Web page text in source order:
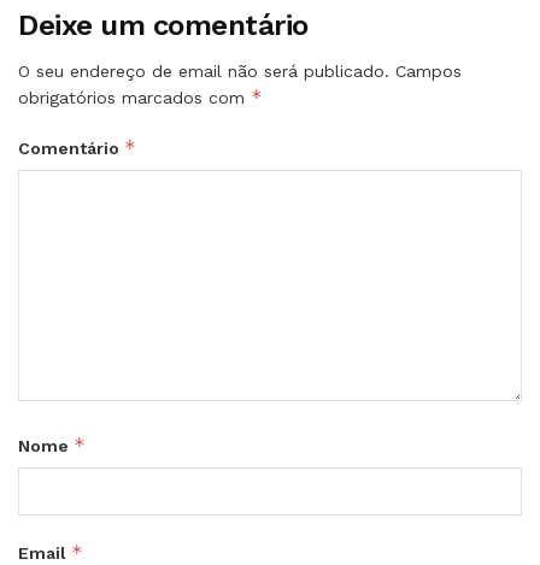
Deixe um comentário
O seu endereço de email não será publicado. Campos
obrigatórios marcados com *
Comentário *
Nome *
Email *